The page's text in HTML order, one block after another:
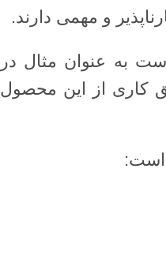
و مهمی دارند.
به عنوان مثال در
کاری از این محصول
است: